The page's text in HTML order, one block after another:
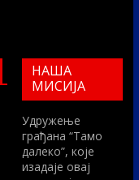
НАША
МИСИЈА
Удружење
грађана “Тамо
далеко”, које
изадаје овај